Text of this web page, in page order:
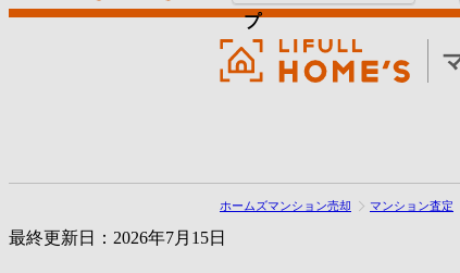
プ
ホームズマンション売却 マンション査定
最終更新日：2026年7月15日